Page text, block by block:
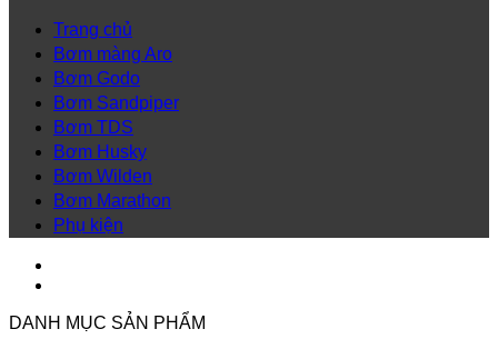
Trang chủ
Bơm màng Aro
Bơm Godo
Bơm Sandpiper
Bơm TDS
Bơm Husky
Bơm Wilden
Bơm Marathon
Phụ kiện
DANH MỤC SẢN PHẨM